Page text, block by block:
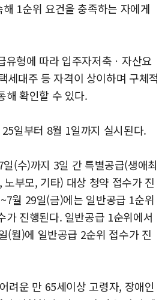
1순위 요건을 충족하는 자에게
유형에 따라 입주자저축ㆍ자산요
세대주 등 자격이 상이하며 구체적
해 확인할 수 있다.
일부터 8월 1일까지 실시된다.
(수)까지 3일 간 특별공급(생애최
부모, 기타) 대상 청약 접수가 진
월 29일(금)에는 일반공급 1순위
가 진행된다. 일반공급 1순위에서
(월)에 일반공급 2순위 접수가 진
려운 만 65세이상 고령자, 장애인